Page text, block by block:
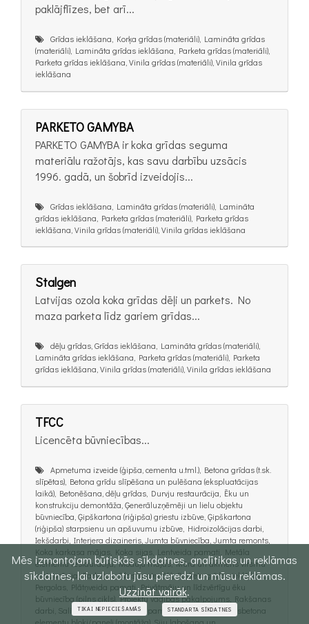
paklājflīzes, bet arī...
Grīdas ieklāšana, Korķa grīdas (materiāli), Lamināta grīdas
(materiāli), Lamināta grīdas ieklāšana, Parketa grīdas (materiāli),
Parketa grīdas ieklāšana, Vinila grīdas (materiāli), Vinila grīdas
ieklāšana
PARKETO GAMYBA
PARKETO GAMYBA ir koka grīdas seguma
materiālu ražotājs, kas savu darbību uzsācis
1996. gadā, un šobrīd izveidojis...
Grīdas ieklāšana, Lamināta grīdas (materiāli), Lamināta
grīdas ieklāšana, Parketa grīdas (materiāli), Parketa grīdas
ieklāšana, Vinila grīdas (materiāli), Vinila grīdas ieklāšana
Stalgen
Latvijas ozola koka grīdas dēļi un parkets. No
maza parketa līdz gariem grīdas...
dēļu grīdas, Grīdas ieklāšana, Lamināta grīdas (materiāli),
Lamināta grīdas ieklāšana, Parketa grīdas (materiāli), Parketa
grīdas ieklāšana, Vinila grīdas (materiāli), Vinila grīdas ieklāšana
TFCC
Licencēta būvniecības...
Apmetuma izveide (ģipša, cementa u.tml.), Betona grīdas (t.sk.
slīpētas), Betona grīdu slīpēšana un pulēšana (ekspluatācijas
laikā), Betonēšana, dēļu grīdas, Durvju restaurācija, Ēku un
konstrukciju demontāža, Ģenerāluzņēmēji un lielu objektu
būvniecība, Ģipškartona (riģipša) griestu izbūve, Ģipškartona
(riģipša) starpsienu un apšuvumu izbūve, Hidroizolācijas darbi,
Iekšdarbi, Interjera dizaineris, Jumta būvniecība, Jumta remonts,
Koka karkasa mājas, Koka sijas, Lentveida pamati, Metāla
elementu restaurācija, Moduļu mājas, Mūra un akmens virsmu
restaurācija, Parketa grīdas (materiāli), Parketa grīdas ieklāšana,
Pergolas, Plātņveida pamati, Privātmāju un līdzvērtīgu ēku
būvniecība (pilns cikls), Projektu vadības pakalpojums, Rakšanas
darbi, Saliekamo betona bloku pamati, Saliekamo dzelzsbetona
Mēs izmantojam būtiskās sīkdatnes, analītikas un reklāmas
sīkdatnes, lai uzlabotu jūsu pieredzi un mūsu reklāmas.
Uzzināt vairāk.
TIKAI NEPIECIEŠAMĀS STANDARTA SĪKDATNES